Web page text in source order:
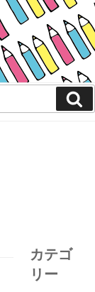
カテゴ
リー